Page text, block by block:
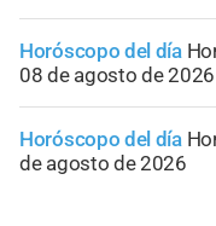
Horóscopo del día
08 de agosto de 2026
Horóscopo del día
de agosto de 2026